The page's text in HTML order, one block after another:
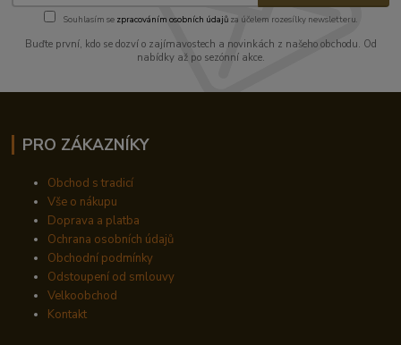
Souhlasím se zpracováním osobních údajůza účelem rozesílky newsletteru.
Buďte první, kdo se dozví o zajímavostech a novinkách z našeho obchodu. Od
nabídky až po sezónní akce.
PRO ZÁKAZNÍKY
Obchod s tradicí
Vše o nákupu
Doprava a platba
Ochrana osobních údajů
Obchodní podmínky
Odstoupení od smlouvy
Velkoobchod
Kontakt